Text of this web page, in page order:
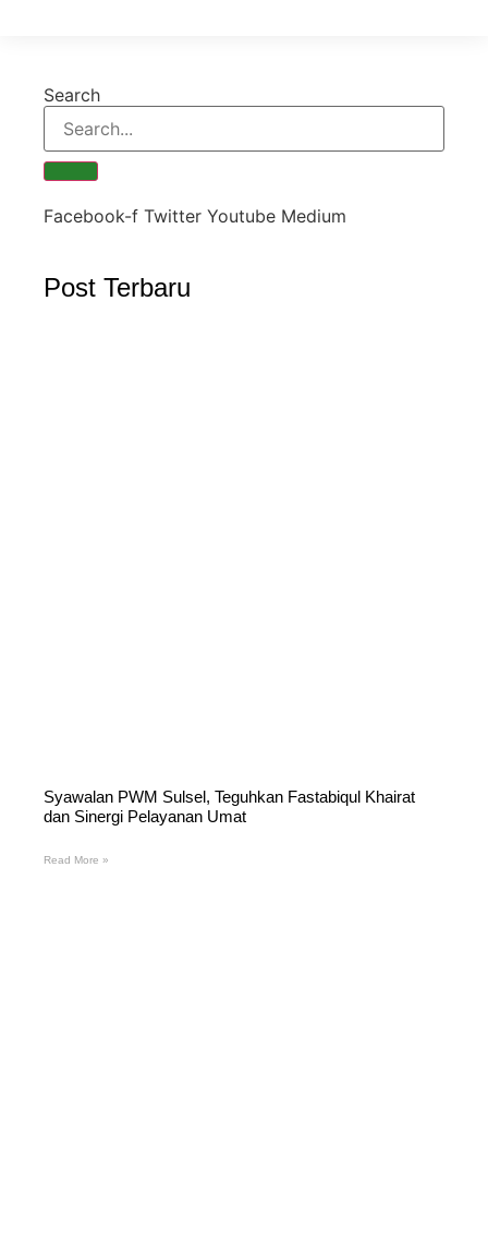
Search
Facebook-f Twitter Youtube Medium
Post Terbaru
Syawalan PWM Sulsel, Teguhkan Fastabiqul Khairat
dan Sinergi Pelayanan Umat
Read More »